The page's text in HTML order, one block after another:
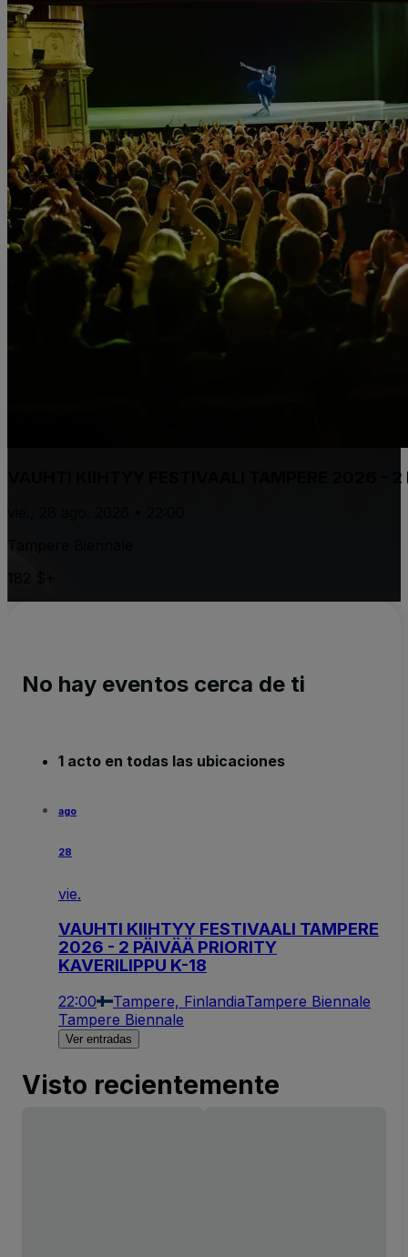
VAUHTI KIIHTYY FESTIVAALI TAMPERE 2026 -
No hay eventos cerca de ti
1 acto en todas las ubicaciones
ago
28
vie.
VAUHTI KIIHTYY FESTIVAALI TAMPERE
2026 - 2 PÄIVÄÄ PRIORITY
KAVERILIPPU K-18
22:00 Tampere, FinlandiaTampere Biennale
Tampere Biennale
Ver entradas
Visto recientemente